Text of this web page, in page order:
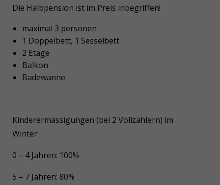
Die Halbpension ist im Preis inbegriffen!
maximal 3 personen
1 Doppelbett, 1 Sesselbett
2 Etage
Balkon
Badewanne
Kinderermässigungen (bei 2 Vollzahlern) im
Winter:
0 – 4 Jahren: 100%
5 – 7 Jahren: 80%